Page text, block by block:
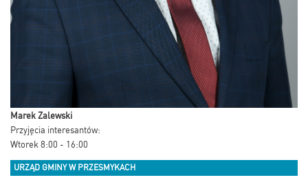
Marek Zalewski
Przyjęcia interesantów:
Wtorek 8:00 - 16:00
URZĄD GMINY W PRZESMYKACH